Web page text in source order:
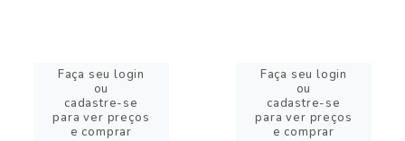
Faça seu login
ou
cadastre-se
para ver preços
e comprar
Faça seu login
ou
cadastre-se
para ver preços
e comprar